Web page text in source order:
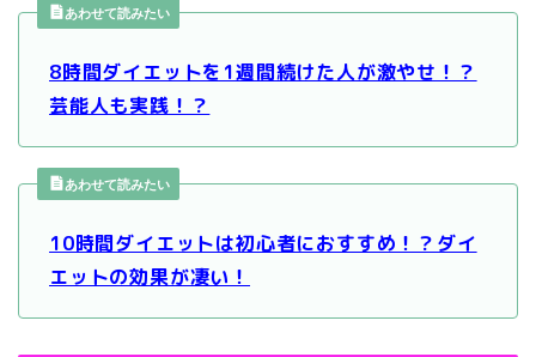
あわせて読みたい
8時間ダイエットを1週間続けた人が激やせ！？
芸能人も実践！？
あわせて読みたい
10時間ダイエットは初心者におすすめ！？ダイ
エットの効果が凄い！